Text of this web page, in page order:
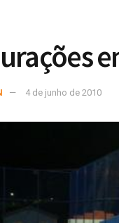
4 de junho de 2010